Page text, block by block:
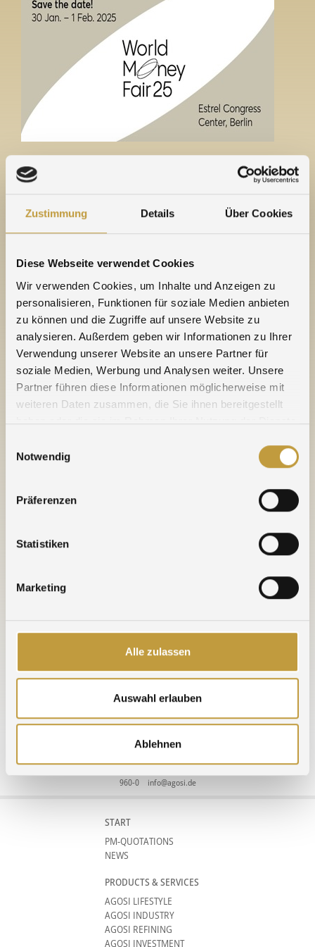
Zustimmung Details Über Cookies
Diese Webseite verwendet Cookies
Wir verwenden Cookies, um Inhalte und Anzeigen zu
personalisieren, Funktionen für soziale Medien anbieten
zu können und die Zugriffe auf unsere Website zu
analysieren. Außerdem geben wir Informationen zu Ihrer
Verwendung unserer Website an unsere Partner für
soziale Medien, Werbung und Analysen weiter. Unsere
Partner führen diese Informationen möglicherweise mit
weiteren Daten zusammen, die Sie ihnen bereitgestellt
Notwendig
Präferenzen
Statistiken
Marketing
Alle zulassen
Auswahl erlauben
Ablehnen
Convention hall 1 / C16
TRADE FAIRS
16.06.2026 - 19.06.2026
» EPHJ 2026
17.06.2026 - 18.06.2026
» E-Waste World 2025
» EPHJ 2025
All Trade Fairs »
960-0 info@agosi.de
START
PM-QUOTATIONS
NEWS
PRODUCTS & SERVICES
AGOSI LIFESTYLE
AGOSI INDUSTRY
AGOSI REFINING
AGOSI INVESTMENT